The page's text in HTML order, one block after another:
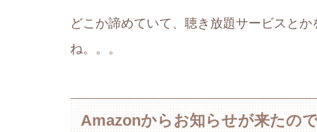
どこか諦めていて、聴き放題サービスと
ね。。。
Amazonからお知らせが来たの